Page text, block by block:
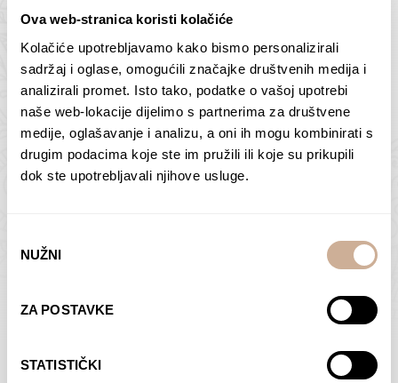
Ova web-stranica koristi kolačiće
Kolačiće upotrebljavamo kako bismo personalizirali
sadržaj i oglase, omogućili značajke društvenih medija i
analizirali promet. Isto tako, podatke o vašoj upotrebi
naše web-lokacije dijelimo s partnerima za društvene
medije, oglašavanje i analizu, a oni ih mogu kombinirati s
drugim podacima koje ste im pružili ili koje su prikupili
dok ste upotrebljavali njihove usluge.
pristanka
NUŽNI
ZA POSTAVKE
STATISTIČKI
Butan – ljudi 2
75,00€ – 138,00€Raspon
cijena:
od
75,00 €
138,00 €
ODABERI OPCIJE
Antarktika – krajolik
2
75,00€ – 138,00€Raspon
cijena:
od
ODABERI OPCIJE
Dolac
ODABERI OPCIJE
Moreškanti – sjena
€Raspon
od
ODABERI OPCIJE